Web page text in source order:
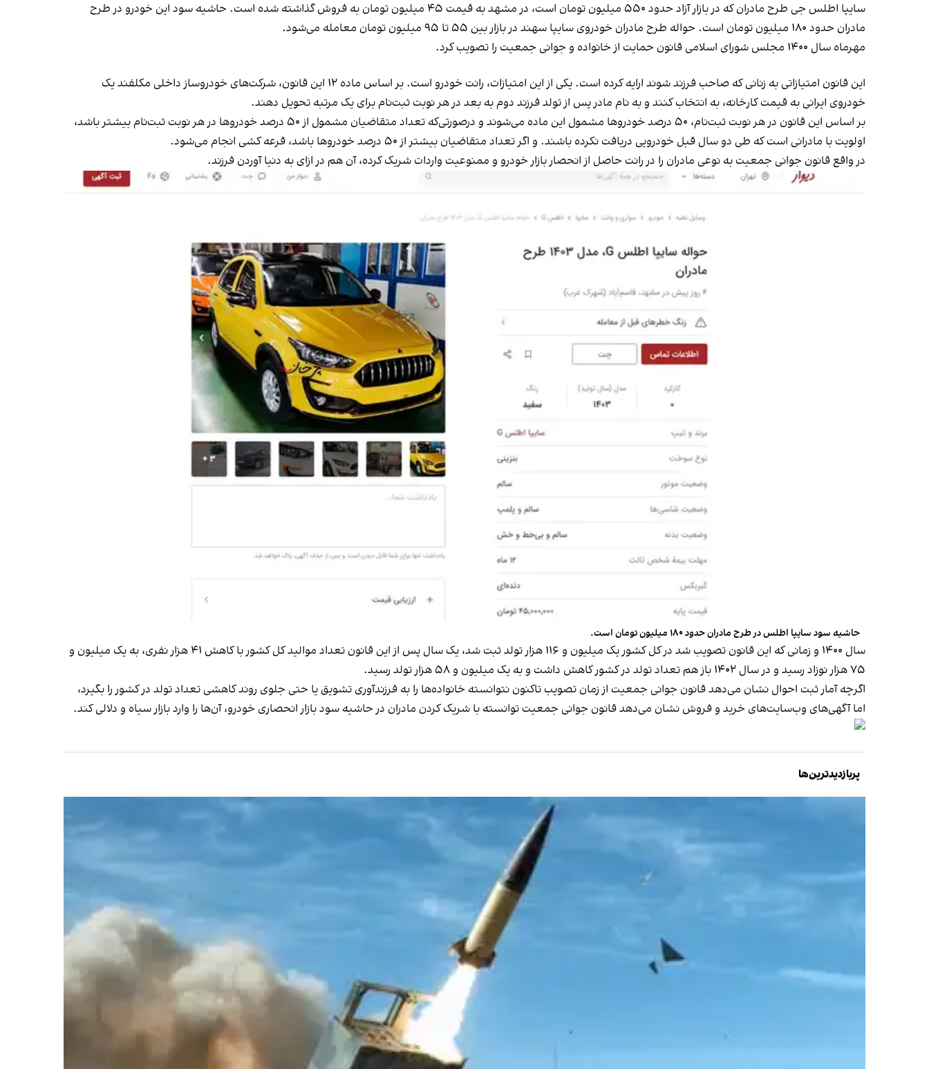
سایپا اطلس جی طرح مادران که دربازار آزادحدود ۵۵۰ میلیون تومان است، در مشهد به قیمت ۴۵ میلیون تومان به فروشگذاشته شده است. حاشیه سود این خودرو در طرح
مادران حدود ۱۸۰ میلیون تومان است. حواله طرح مادران خودروی
سایپا سهند در بازار بین ۵۵ تا ۹۵ میلیون تومان معامله می‌شود.
مهرماه سال ۱۴۰۰ مجلس شورای اسلامی
قانون حمایت از خانواده و جوانی جمعیت را تصویب کرد.
این قانون امتیازاتی به زنانی که صاحب فرزند شوند ارایه کرده است. یکی از این امتیازات، رانت خودرو است. بر اساس ماده ۱۲ این قانون،‌ شرکت‌های خودروساز داخلی مکلفند یک
خودروی ایرانی به قیمت کارخانه، به انتخاب کنند و به نام مادر پس از تولد فرزند دوم به بعد در هر نوبت ثبت‌نام برای یک مرتبه تحویل دهند.
بر اساس این قانون در هر نوبت ثبت‌نام، ۵۰ درصد خودروها مشمول این ماده می‌شوند و درصورتی‌که تعداد متقاضیان مشمول از ۵۰ درصد خودروها در هر نوبت ثبت‌نام بیشتر باشد،
اولویت با مادرانی است که طی دو سال قبل خودرویی دریافت نکرده باشند. و اگر تعداد متقاضیان بیشتر از ۵۰ درصد خودروها باشد، قرعه کشی انجام می‌شود.
در واقع قانون جوانی جمعیت به نوعی مادران را در رانت حاصل از انحصار بازار خودرو و ممنوعیت واردات شریک کرده، آن‌ هم در ازای به دنیا آوردن فرزند.
حاشیه سود سایپا اطلس در طرح مادران حدود ۱۸۰ میلیون تومان است.
سال ۱۴۰۰ و زمانی که این قانون تصویب شد در کل کشور یک میلیون و ۱۱۶ هزار تولد ثبت شد
، یک سال پس از این قانون تعداد موالید کل کشور با کاهش ۴۱ هزار نفری، به یک میلیون و
۷۵ هزار نوزاد
رسید و در سال ۱۴۰۲ باز هم تعداد تولد در کشور کاهش داشت و به یک میلیون و ۵۸ هزار تولد رسید.
اگرچه آمار ثبت احوال نشان می‌دهد قانون جوانی جمعیت از زمان تصویب تاکنون نتوانسته خانواده‌ها را به فرزندآوری تشویق یا حتی جلوی روند کاهشی تعداد تولد در کشور را بگیرد،
اما آگهی‌های وب‌سایت‌های خرید و فروش نشان می‌دهد قانون جوانی جمعیت توانسته با شریک کردن مادران در حاشیه سود بازار انحصاری خودرو، آن‌ها را وارد بازار سیاه و دلالی کند.
پربازدیدترین‌ها